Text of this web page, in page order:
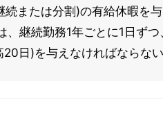
または分割)の有給休暇を与
、継続勤務1年ごとに1日ず
日)を与えなければならない